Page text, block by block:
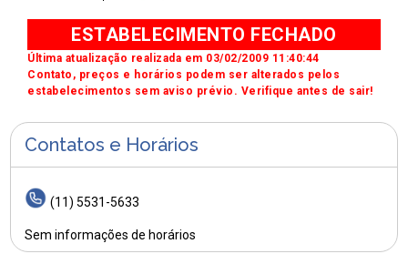
ESTABELECIMENTO FECHADO
Última atualização realizada em 03/02/2009 11:40:44
Contato, preços e horários podem ser alterados pelos
estabelecimentos sem aviso prévio. Verifique antes de sair!
Contatos e Horários
(11) 5531-5633
Sem informações de horários